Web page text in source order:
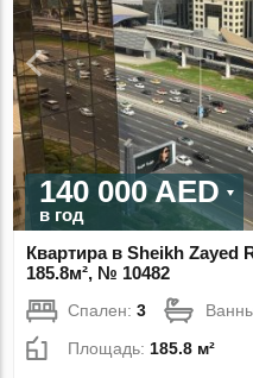
140 000 AED
в год
Квартира в Sheikh Zayed
185.8м², № 10482
Спален:3
Площадь:185.8 м²